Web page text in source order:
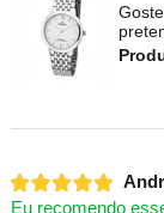
Eu recomendo